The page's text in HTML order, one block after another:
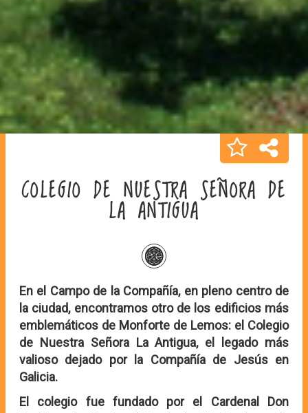
COLEGIO DE NUESTRA SEÑORA DE
LA ANTIGUA
En el Campo de la Compañía, en pleno centro de
la ciudad, encontramos otro de los edificios más
emblemáticos de Monforte de Lemos: el Colegio
de Nuestra Señora La Antigua, el legado más
valioso dejado por la Compañía de Jesús en
Galicia.
El colegio fue fundado por el Cardenal Don